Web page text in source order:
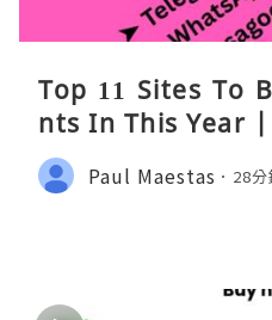
Top 11 Sites To
nts In This Year |
Paul Maestas 28